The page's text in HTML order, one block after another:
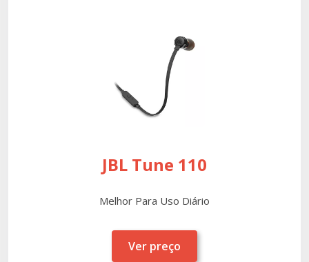
JBL Tune 110
Melhor Para Uso Diário
Ver preço